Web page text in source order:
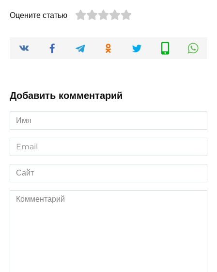
Оцените статью
Добавить комментарий
Имя
*
Email
*
Сайт
Комментарий